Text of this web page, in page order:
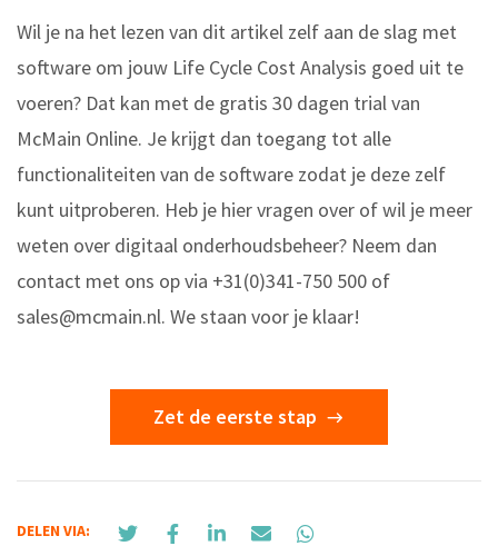
Wil je na het lezen van dit artikel zelf aan de slag met
software om jouw Life Cycle Cost Analysis goed uit te
voeren? Dat kan met de gratis 30 dagen trial van
McMain Online. Je krijgt dan toegang tot alle
functionaliteiten van de software zodat je deze zelf
kunt uitproberen. Heb je hier vragen over of wil je meer
weten over digitaal onderhoudsbeheer? Neem dan
contact met ons op via +31(0)341-750 500 of
sales@mcmain.nl. We staan voor je klaar!
Zet de eerste stap
DELEN VIA: